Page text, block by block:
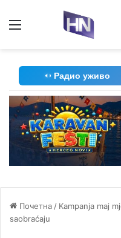
Радио уживо
Почетна / Kampanja maj
saobraćaju